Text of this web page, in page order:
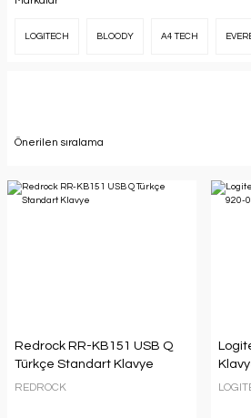
LOGITECH BLOODY A4 TECH
Redrock RR-KB151 USB Q
Türkçe Standart Klavye
REDROCK